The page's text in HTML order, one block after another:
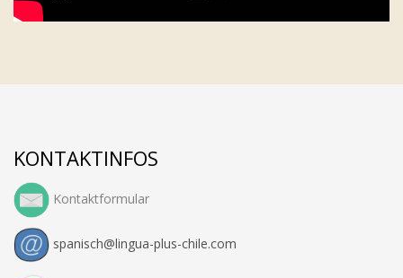
KONTAKTINFOS
Kontaktformular
spanisch@lingua-plus-chile.com